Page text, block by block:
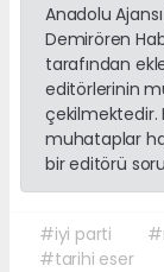
Anadolu
Demirören
tarafından
editörlerinin
çekilmektedir.
muhataplar
bir editörü
#iyi parti
#tarihi eser